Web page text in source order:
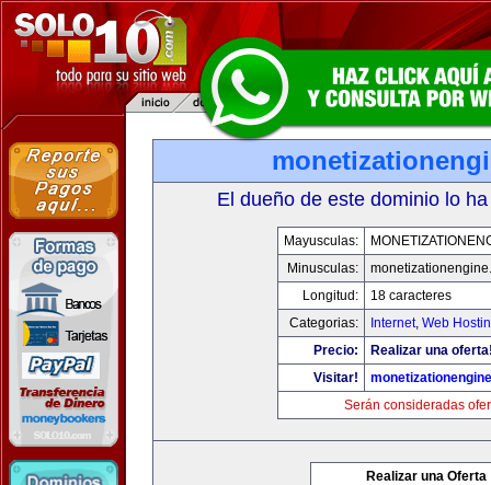
El dueño de este dominio lo
Mayusculas:
Minusculas:
Longitud:
18 caracteres
Categorias:
Internet, Web
Precio:
Realizar una
Visitar!
Serán consideradas
Realizar una Oferta